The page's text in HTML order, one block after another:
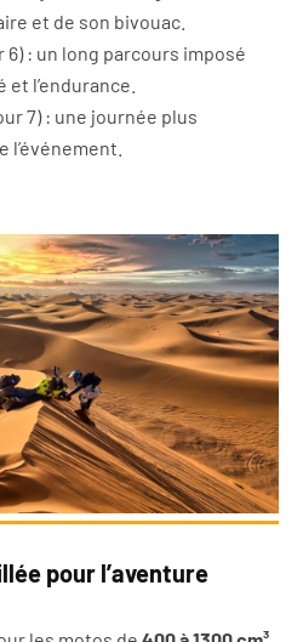
et de son bivouac.
6) : un long parcours imposé
l’endurance.
7) : une journée plus
pour l’aventure